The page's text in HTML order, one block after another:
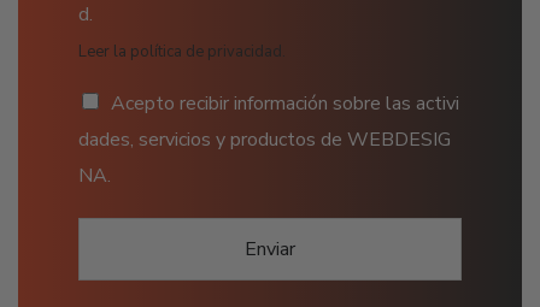
d.
Leer la política de privacidad.
Acepto recibir información sobre las activi
dades, servicios y productos de WEBDESIG
NA.
Enviar